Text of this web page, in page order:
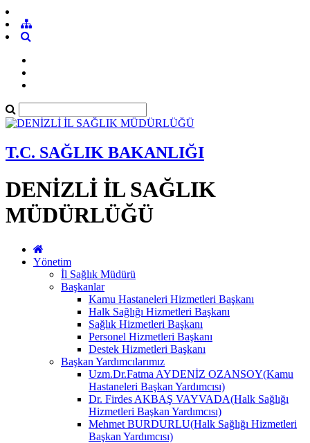
T.C. SAĞLIK BAKANLIĞI
DENİZLİ İL SAĞLIK
MÜDÜRLÜĞÜ
Yönetim
İl Sağlık Müdürü
Başkanlar
Kamu Hastaneleri Hizmetleri Başkanı
Halk Sağlığı Hizmetleri Başkanı
Sağlık Hizmetleri Başkanı
Personel Hizmetleri Başkanı
Destek Hizmetleri Başkanı
Başkan Yardımcılarımız
Uzm.Dr.Fatma AYDENİZ OZANSOY(Kamu
Hastaneleri Başkan Yardımcısı)
Dr. Firdes AKBAŞ VAYVADA(Halk Sağlığı
Hizmetleri Başkan Yardımcısı)
Mehmet BURDURLU(Halk Sağlığı Hizmetleri
Başkan Yardımcısı)